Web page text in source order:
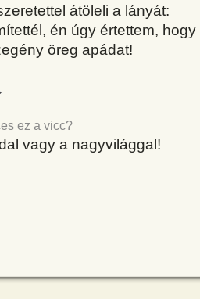
átöleli a lányát:
én úgy értettem,
öreg apádat!
ez a vicc?
vagy a nagyvilággal!